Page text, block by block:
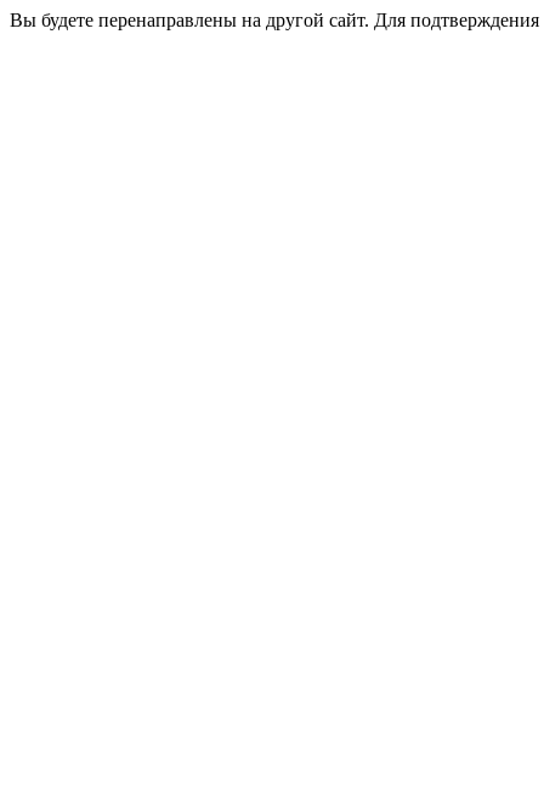
Вы будете перенаправлены на другой сайт. Для